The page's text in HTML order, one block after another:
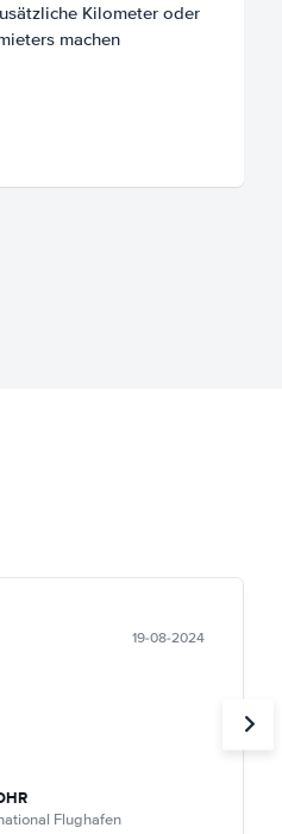
Kilometer oder
machen
19-08-2024
Flughafen